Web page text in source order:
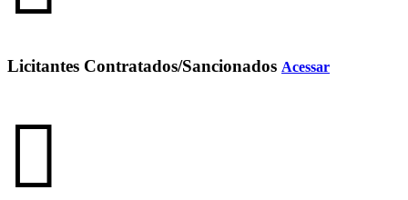
Licitantes Contratados/Sancionados Acessar